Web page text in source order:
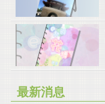
最新消息